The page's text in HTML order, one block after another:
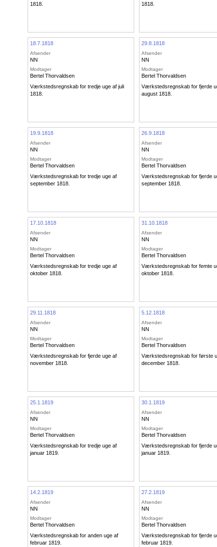
1818.
1818.
18.7.1818
Afsender
NN
Modtager
Bertel Thorvaldsen
Værkstedsregnskab for tredje uge af juli
1818.
29.8.1818
Afsender
NN
Modtager
Bertel Thorvaldsen
Værkstedsregnskab for fjerde
august 1818.
19.9.1818
Afsender
NN
Modtager
Bertel Thorvaldsen
Værkstedsregnskab for tredje uge af
september 1818.
26.9.1818
Afsender
NN
Modtager
Bertel Thorvaldsen
Værkstedsregnskab for fjerde
september 1818.
17.10.1818
Afsender
NN
Modtager
Bertel Thorvaldsen
Værkstedsregnskab for tredje uge af
oktober 1818.
31.10.1818
Afsender
NN
Modtager
Bertel Thorvaldsen
Værkstedsregnskab for femte
oktober 1818.
29.11.1818
Afsender
NN
Modtager
Bertel Thorvaldsen
Værkstedsregnskab for fjerde uge af
november 1818.
5.12.1818
Afsender
NN
Modtager
Bertel Thorvaldsen
Værkstedsregnskab for første
december 1818.
25.1.1819
Afsender
NN
Modtager
Bertel Thorvaldsen
Værkstedsregnskab for tredje uge af
januar 1819.
30.1.1819
Afsender
NN
Modtager
Bertel Thorvaldsen
Værkstedsregnskab for fjerde
januar 1819.
14.2.1819
Afsender
NN
Modtager
Bertel Thorvaldsen
Værkstedsregnskab for anden uge af
februar 1819.
27.2.1819
Afsender
NN
Modtager
Bertel Thorvaldsen
Værkstedsregnskab for fjerde
februar 1819.